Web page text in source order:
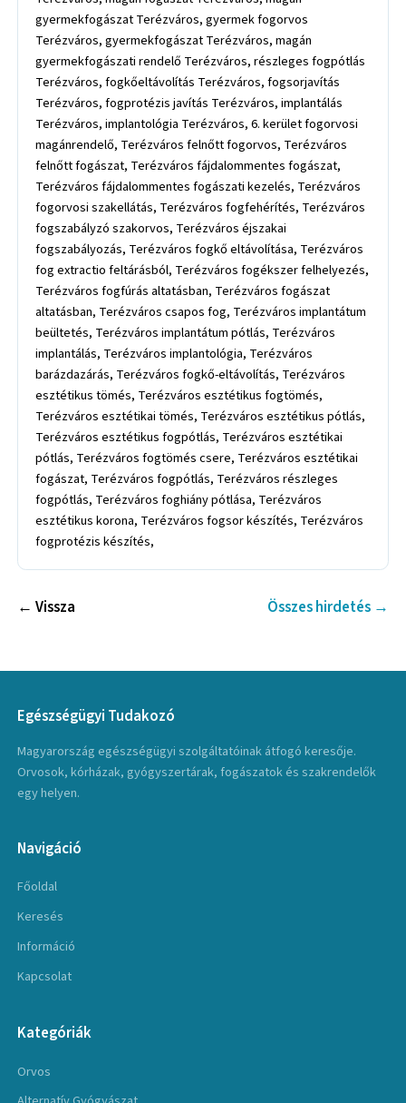
← Vissza Összes hirdetés →
Egészségügyi Tudakozó
Magyarország egészségügyi szolgáltatóinak átfogó keresője.
Orvosok, kórházak, gyógyszertárak, fogászatok és szakrendelők
egy helyen.
Navigáció
Főoldal
Keresés
Információ
Kapcsolat
Kategóriák
Orvos